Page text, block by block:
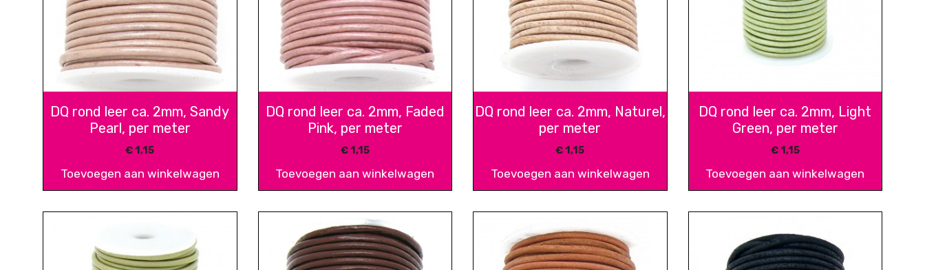
DQ rond leer ca. 2mm, Sandy
Pearl, per meter
€1,15
Toevoegen aan winkelwagen
DQ rond leer ca. 2mm, Faded
Pink, per meter
€1,15
Toevoegen aan winkelwagen
DQ rond leer ca. 2mm, Naturel,
per meter
€1,15
Toevoegen aan winkelwagen
DQ rond leer ca. 2mm, Light
Green, per meter
€1,15
Toevoegen aan winkelwagen